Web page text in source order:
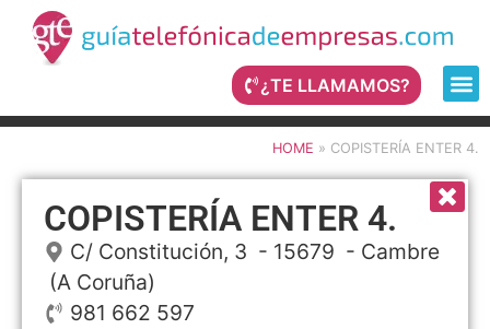
¿TE LLAMAMOS?
HOME » COPISTERÍA ENTER 4.
COPISTERÍA ENTER 4.
C/ Constitución, 3 - 15679 - Cambre
(A Coruña)
981 662 597